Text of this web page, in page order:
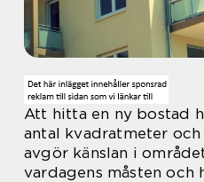
Att hitta en ny bostad
antal kvadratmeter och
avgör känslan i
vardagens måsten